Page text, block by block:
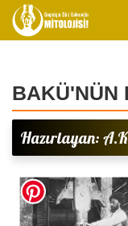
BAKÜ'NÜN
Hazırlayan: